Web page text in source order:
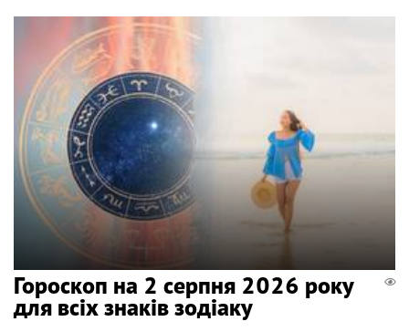
Гороскоп на 2 серпня 2026 року
для всіх знаків зодіаку